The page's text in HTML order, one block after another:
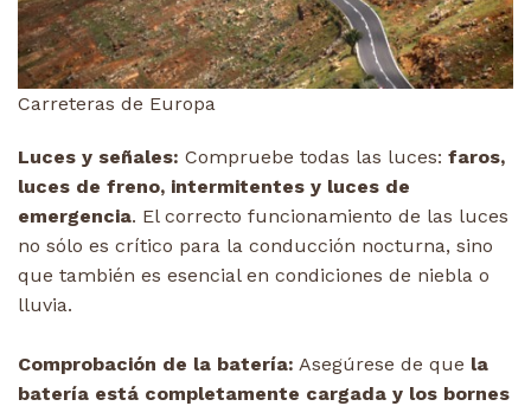
Carreteras de Europa
Luces y señales: Compruebe todas las luces: faros,
luces de freno, intermitentes y luces de
emergencia. El correcto funcionamiento de las luces
no sólo es crítico para la conducción nocturna, sino
que también es esencial en condiciones de niebla o
lluvia.
Comprobación de la batería: Asegúrese de que la
batería está completamente cargada y los bornes